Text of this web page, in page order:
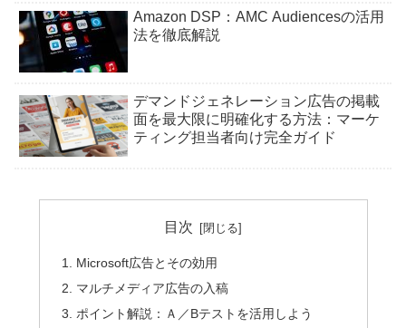
Amazon DSP：AMC Audiencesの活用
法を徹底解説
デマンドジェネレーション広告の掲載
面を最大限に明確化する方法：マーケ
ティング担当者向け完全ガイド
目次
Microsoft広告とその効用
マルチメディア広告の入稿
ポイント解説：Ａ／Bテストを活用しよう